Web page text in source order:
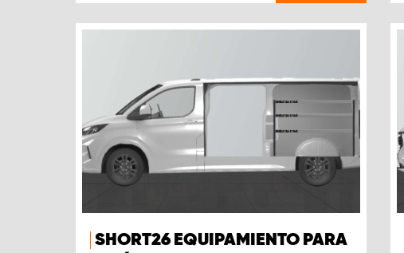
SHORT26 EQUIPAMIENTO PARA